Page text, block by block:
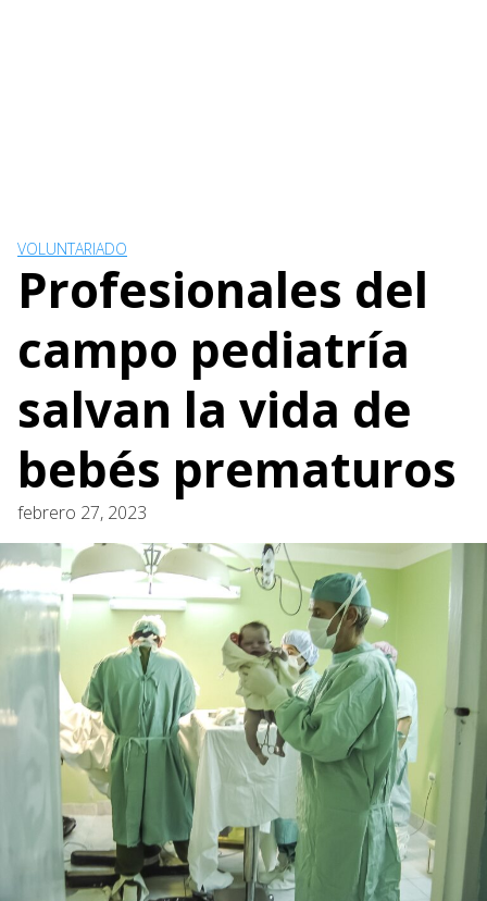
VOLUNTARIADO
Profesionales del
campo pediatría
salvan la vida de
bebés prematuros
febrero 27, 2023